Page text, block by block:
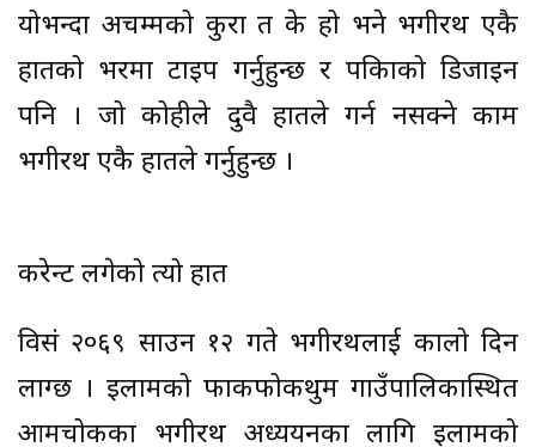
योभन्दा अचम्मको कुरा त के हो भने भगीरथ एकै
हातको भरमा टाइप गर्नुहुन्छ र पत्रिकाको डिजाइन
पनि । जो कोहीले दुवै हातले गर्न नसक्ने काम
भगीरथ एकै हातले गर्नुहुन्छ ।
करेन्ट लगेको त्यो हात
विसं २०६९ साउन १२ गते भगीरथलाई कालो दिन
लाग्छ । इलामको फाकफोकथुम गाउँपालिकास्थित
आमचोकका भगीरथ अध्ययनका लागि इलामको